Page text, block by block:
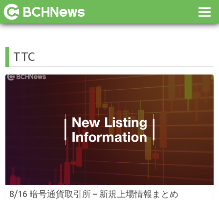
TTC
8/16 暗号通貨取引所 – 新規上場情報まとめ